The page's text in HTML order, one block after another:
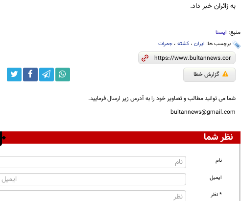
به زائران خبر داد.
منبع: ایسنا
برچسب ها: ایران، کشته، جمرات
گزارش خطا
شما می توانید مطالب و تصاویر خود را به آدرس زیر ارسال فرمایید.
bultannews@gmail.com
نظر شما
نام
ایمیل
* نظر